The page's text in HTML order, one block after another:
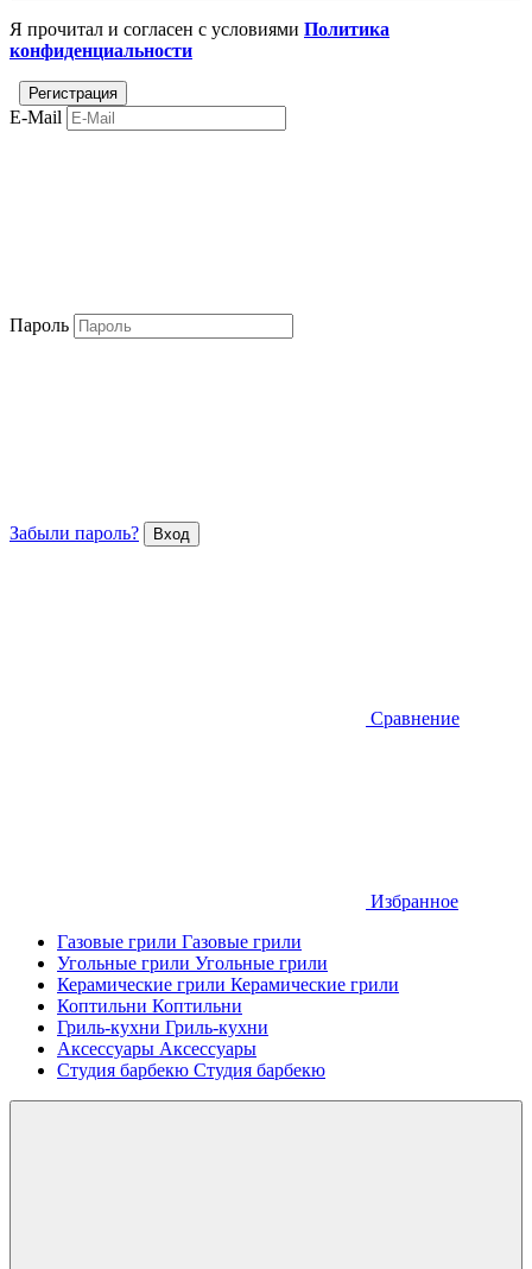
Я прочитал и согласен с условиями Политика
конфиденциальности
E-Mail
Пароль
Забыли пароль?
Сравнение
Избранное
Газовые грили Газовые грили
Угольные грили Угольные грили
Керамические грили Керамические грили
Коптильни Коптильни
Гриль-кухни Гриль-кухни
Аксессуары Аксессуары
Студия барбекю Студия барбекю